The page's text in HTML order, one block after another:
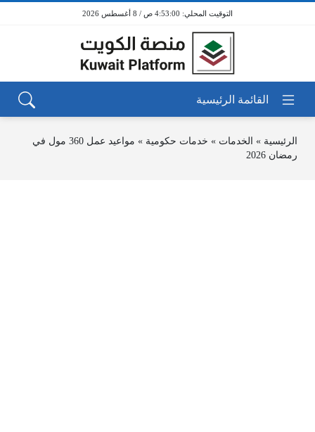
4:53:00 ص / 8 أغسطس 2026
الرئيسية » الخدمات » خدمات حكومية »
مواعيد عمل 360 مول في
رمضان 2026